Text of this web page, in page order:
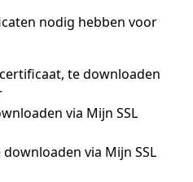
nodig hebben voor
te downloaden
via Mijn SSL
via Mijn SSL